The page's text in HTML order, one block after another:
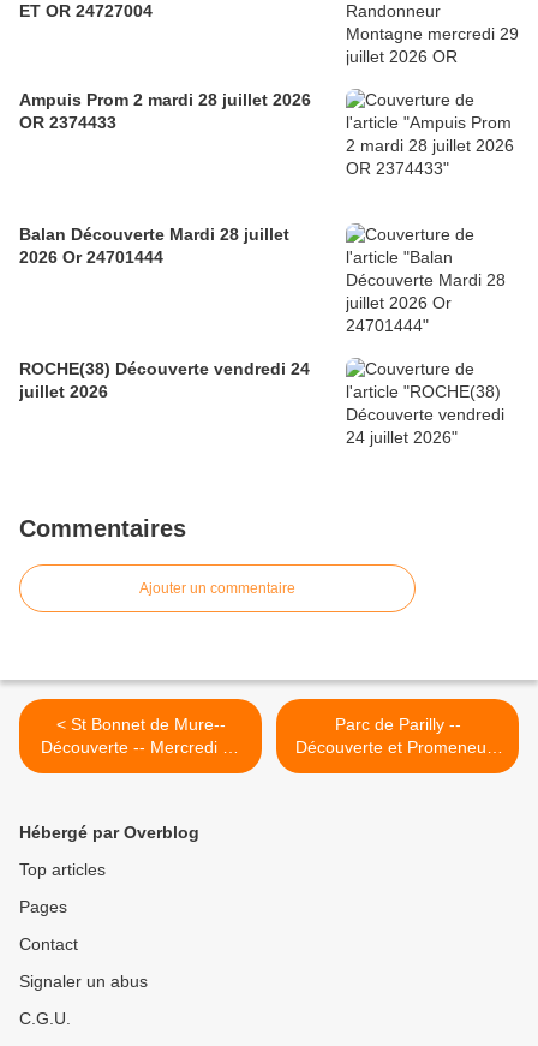
ET OR 24727004
Ampuis Prom 2 mardi 28 juillet 2026
OR 2374433
Balan Découverte Mardi 28 juillet
2026 Or 24701444
ROCHE(38) Découverte vendredi 24
juillet 2026
Commentaires
Ajouter un commentaire
< St Bonnet de Mure--
Découverte -- Mercredi 10
janvier 2018
Parc de Parilly --
Découverte et Promeneurs
1-- Lundi 15 janvier 2018 >
Hébergé par Overblog
Top articles
Pages
Contact
Signaler un abus
C.G.U.